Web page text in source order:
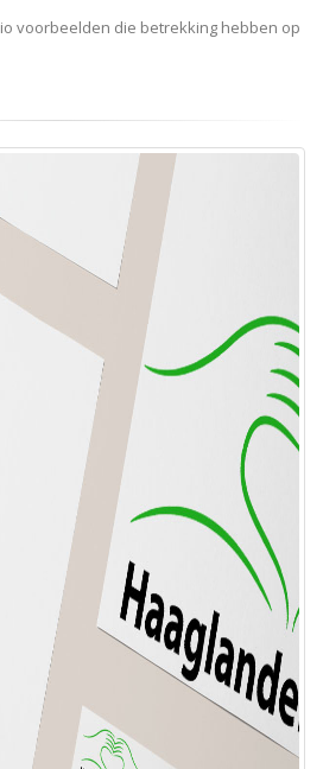
voorbeelden die betrekking hebben op